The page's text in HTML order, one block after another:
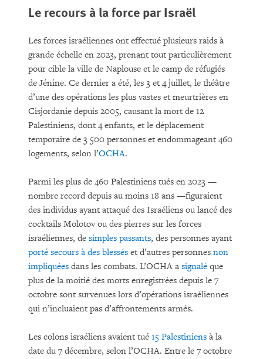
Le recours à la force par Israël
Les forces israéliennes ont effectué plusieurs raids à
grande échelle en 2023, prenant tout particulièrement
pour cible la ville de Naplouse et le camp de réfugiés
de Jénine. Ce dernier a été, les 3 et 4 juillet, le théâtre
d’une des opérations les plus vastes et meurtrières en
Cisjordanie depuis 2005, causant la mort de 12
Palestiniens, dont 4 enfants, et le déplacement
temporaire de 3 500 personnes et endommageant 460
logements, selon l’OCHA.
Parmi les plus de 460 Palestiniens tués en 2023 —
nombre record depuis au moins 18 ans —figuraient
des individus ayant attaqué des Israéliens ou lancé des
cocktails Molotov ou des pierres sur les forces
israéliennes, de simples passants, des personnes ayant
porté secours à des blessés et d’autres personnes non
impliquées dans les combats. L’OCHA a signalé que
plus de la moitié des morts enregistrées depuis le 7
octobre sont survenues lors d’opérations israéliennes
qui n’incluaient pas d’affrontements armés.
Les colons israéliens avaient tué 15 Palestiniens à la
date du 7 décembre, selon l’OCHA. Entre le 7 octobre